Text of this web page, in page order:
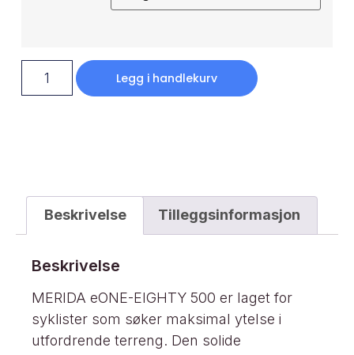
Legg i handlekurv
Beskrivelse Tilleggsinformasjon
Beskrivelse
MERIDA eONE-EIGHTY 500 er laget for
syklister som søker maksimal ytelse i
utfordrende terreng. Den solide